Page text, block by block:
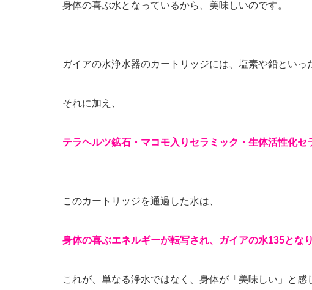
身体の喜ぶ水となっているから、美味しいのです。
ガイアの水浄水器のカートリッジには、塩素や鉛といっ
それに加え、
テラヘルツ鉱石・マコモ入りセラミック・生体活性化セ
このカートリッジを通過した水は、
身体の喜ぶエネルギーが転写され、ガイアの水135となり
これが、単なる浄水ではなく、身体が「美味しい」と